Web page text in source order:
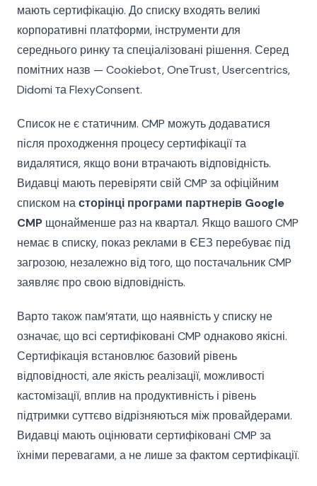
мають сертифікацію. До списку входять великі
корпоративні платформи, інструменти для
середнього ринку та спеціалізовані рішення. Серед
помітних назв — Cookiebot, OneTrust, Usercentrics,
Didomi та FlexyConsent.
Список не є статичним. CMP можуть додаватися
після проходження процесу сертифікації та
видалятися, якщо вони втрачають відповідність.
Видавці мають перевіряти свій CMP за офіційним
списком насторінці програми партнерів Google
CMP щонайменше раз на квартал. Якщо вашого CMP
немає в списку, показ реклами в ЄЕЗ перебуває під
загрозою, незалежно від того, що постачальник CMP
заявляє про свою відповідність.
Варто також пам’ятати, що наявність у списку не
означає, що всі сертифіковані CMP однаково якісні.
Сертифікація встановлює базовий рівень
відповідності, але якість реалізації, можливості
кастомізації, вплив на продуктивність і рівень
підтримки суттєво відрізняються між провайдерами.
Видавці мають оцінювати сертифіковані CMP за
їхніми перевагами, а не лише за фактом сертифікації.